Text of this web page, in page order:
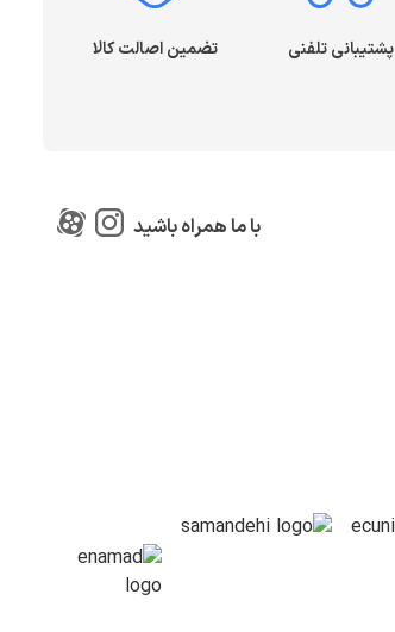
پشتیبانی تلفنی تضمین اصالت کالا
با ما همراه باشید